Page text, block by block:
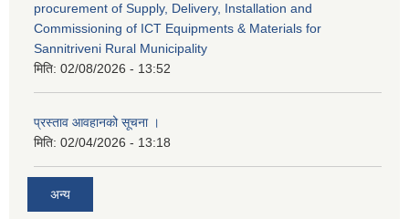
procurement of Supply, Delivery, Installation and
Commissioning of ICT Equipments & Materials for
Sannitriveni Rural Municipality
मिति: 02/08/2026 - 13:52
प्रस्ताव आवहानको सूचना ।
मिति: 02/04/2026 - 13:18
अन्य